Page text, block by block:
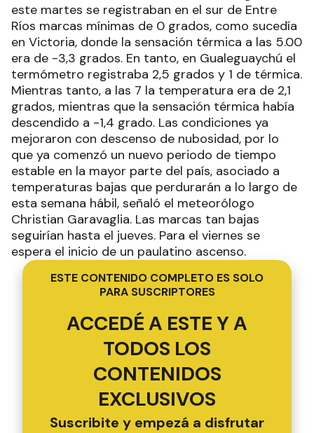
este martes se registraban en el sur de Entre
Ríos marcas mínimas de 0 grados, como sucedía
en Victoria, donde la sensación térmica a las 5.00
era de -3,3 grados. En tanto, en Gualeguaychú el
termómetro registraba 2,5 grados y 1 de térmica.
Mientras tanto, a las 7 la temperatura era de 2,1
grados, mientras que la sensación térmica había
descendido a -1,4 grado. Las condiciones ya
mejoraron con descenso de nubosidad, por lo
que ya comenzó un nuevo periodo de tiempo
estable en la mayor parte del país, asociado a
temperaturas bajas que perdurarán a lo largo de
esta semana hábil, señaló el meteorólogo
Christian Garavaglia. Las marcas tan bajas
seguirían hasta el jueves. Para el viernes se
espera el inicio de un paulatino ascenso.
ESTE CONTENIDO COMPLETO ES SOLO
PARA SUSCRIPTORES
ACCEDÉ A ESTE Y A
TODOS LOS
CONTENIDOS
EXCLUSIVOS
Suscribite y empezá a disfrutar